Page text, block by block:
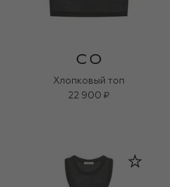
Хлопковый топ
22 900 ₽